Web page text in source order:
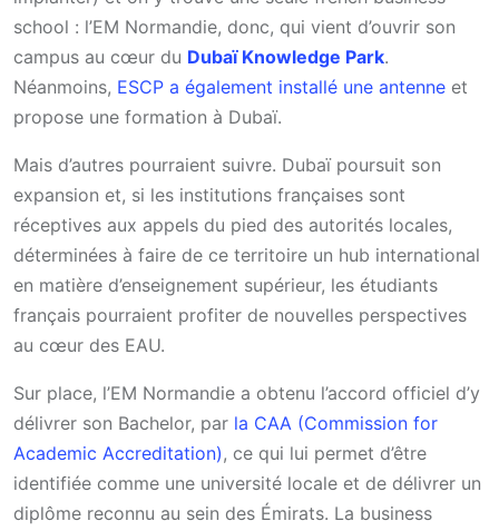
school : l’EM Normandie, donc, qui vient d’ouvrir son
campus au cœur du Dubaï Knowledge Park.
Néanmoins, ESCP a également installé une antenne et
propose une formation à Dubaï.
Mais d’autres pourraient suivre. Dubaï poursuit son
expansion et, si les institutions françaises sont
réceptives aux appels du pied des autorités locales,
déterminées à faire de ce territoire un hub international
en matière d’enseignement supérieur, les étudiants
français pourraient profiter de nouvelles perspectives
au cœur des EAU.
Sur place, l’EM Normandie a obtenu l’accord officiel d’y
délivrer son Bachelor, par la CAA (Commission for
Academic Accreditation), ce qui lui permet d’être
identifiée comme une université locale et de délivrer un
diplôme reconnu au sein des Émirats. La business